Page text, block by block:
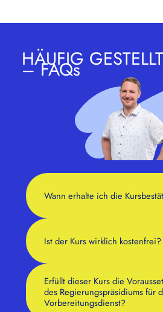
HÄUFIG
– FAQs
Wann erhalte ich die
Ist der Kurs wirklich kostenfrei?
Erfüllt dieser Kurs die
des Regierungspräsidiums für
Vorbereitungsdienst?